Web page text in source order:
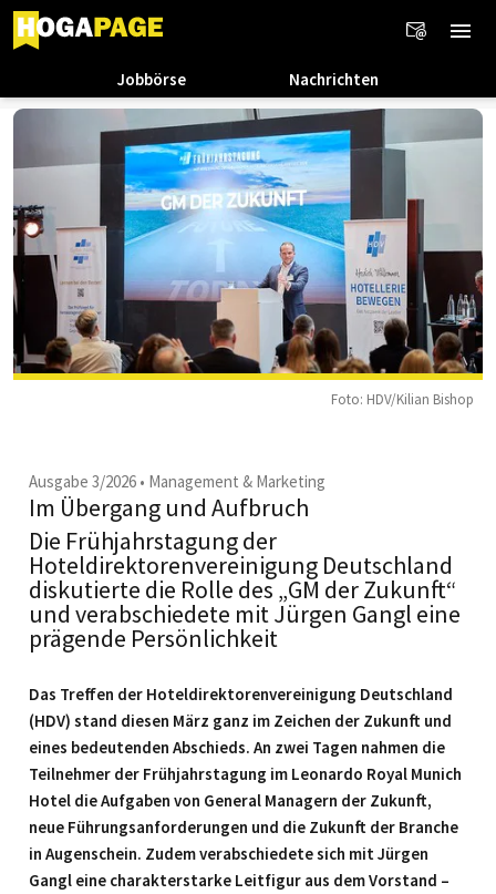
Jobbörse Nachrichten
Foto: HDV/Kilian Bishop
Ausgabe 3/2026 • Management & Marketing
Im Übergang und Aufbruch
Die Frühjahrstagung der
Hoteldirektorenvereinigung Deutschland
diskutierte die Rolle des „GM der Zukunft“
und verabschiedete mit Jürgen Gangl eine
prägende Persönlichkeit
Das Treffen der Hoteldirektorenvereinigung Deutschland
(HDV) stand diesen März ganz im Zeichen der Zukunft und
eines bedeutenden Abschieds. An zwei Tagen nahmen die
Teilnehmer der Frühjahrstagung im Leonardo Royal Munich
Hotel die Aufgaben von General Managern der Zukunft,
neue Führungsanforderungen und die Zukunft der Branche
in Augenschein. Zudem verabschiedete sich mit Jürgen
Gangl eine charakterstarke Leitfigur aus dem Vorstand –